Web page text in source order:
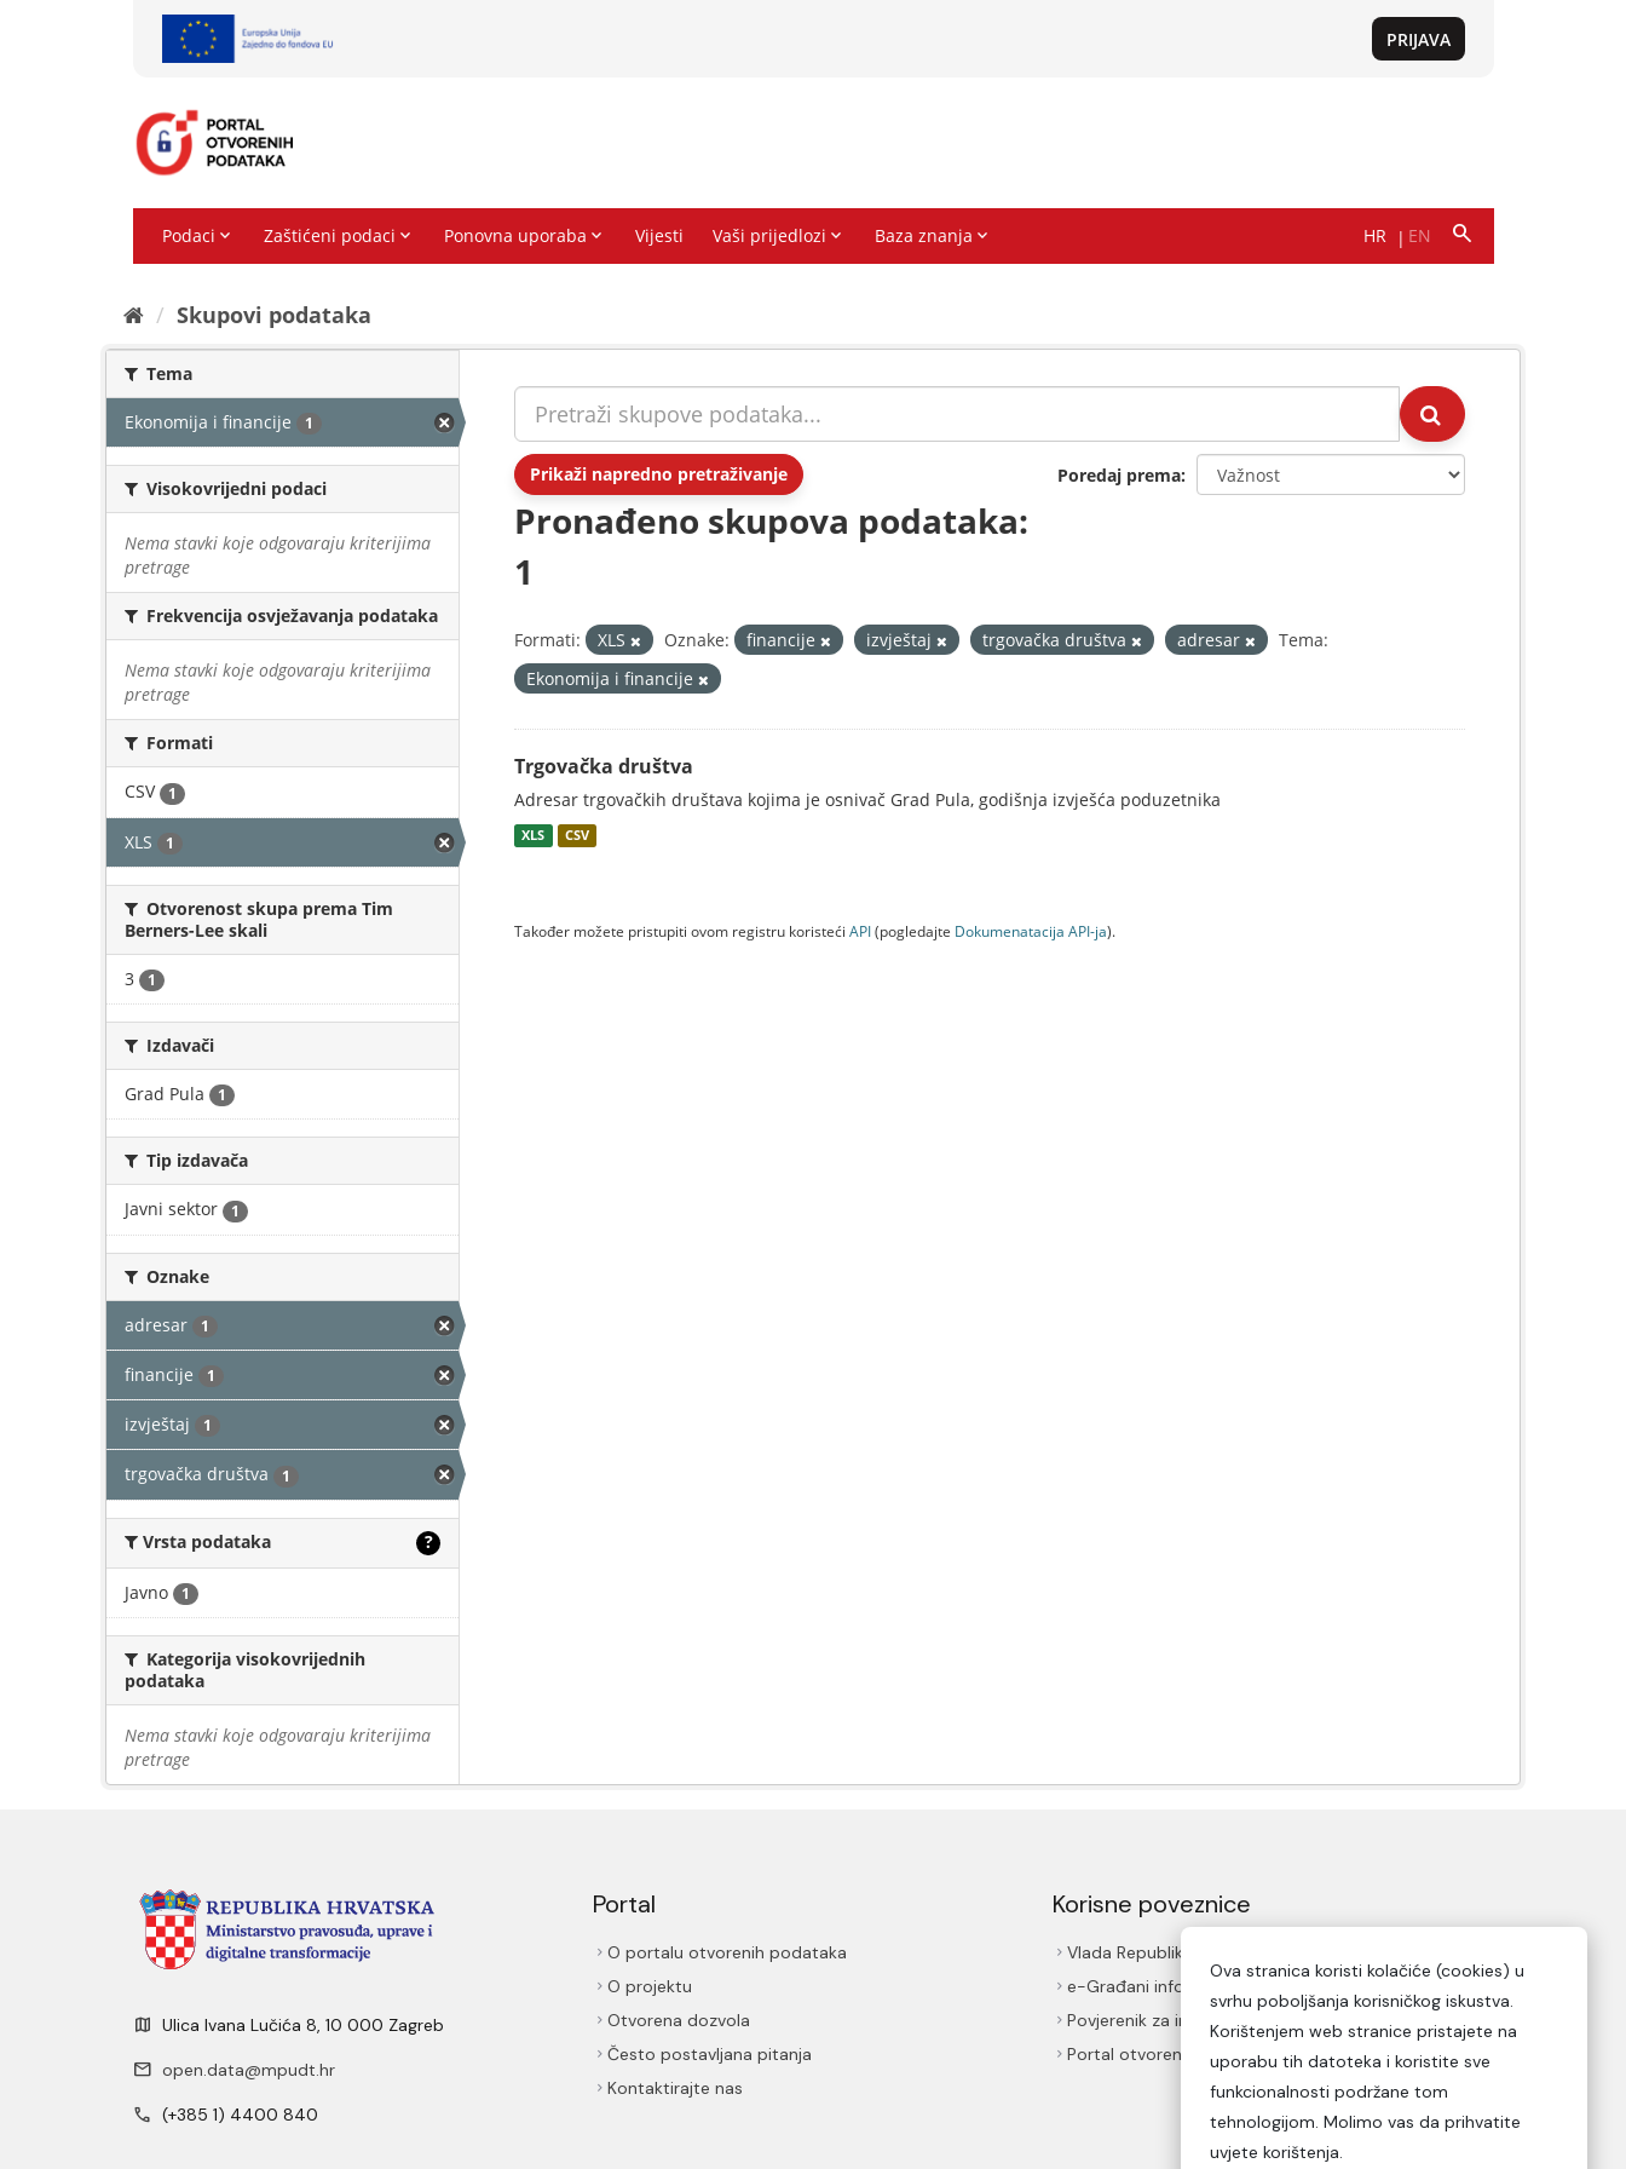
Skupovi podаtаkа
Tema
Ekonomija i financije 1
Visokovrijedni podaci
Nema stavki koje odgovaraju kriterijima
pretrage
Frekvencija osvježavanja podataka
Nema stavki koje odgovaraju kriterijima
pretrage
Formati
CSV 1
XLS 1
Otvorenost skupa prema Tim
Berners-Lee skali
3 1
Izdavači
Grad Pula 1
Tip izdavača
Javni sektor 1
Oznake
adresar 1
financije 1
izvještaj 1
trgovačka društva 1
Vrsta podataka ?
Javno 1
Kategorija visokovrijednih
podataka
Nema stavki koje odgovaraju kriterijima
pretrage
Prikaži napredno pretraživanje Poredaj prema
Pronađeno skupova podataka:
1
Formati: XLS Oznake: financije izvještaj trgovačka društva adresar
Tema:
Ekonomija i financije
Trgovačka društva
Adresar trgovačkih društava kojima je osnivač Grad Pula, godišnja izvješća poduzetnika
XLS CSV
Također možete pristupiti ovom registru koristeći API(pogledajte Dokumenаtаcijа API-jа).